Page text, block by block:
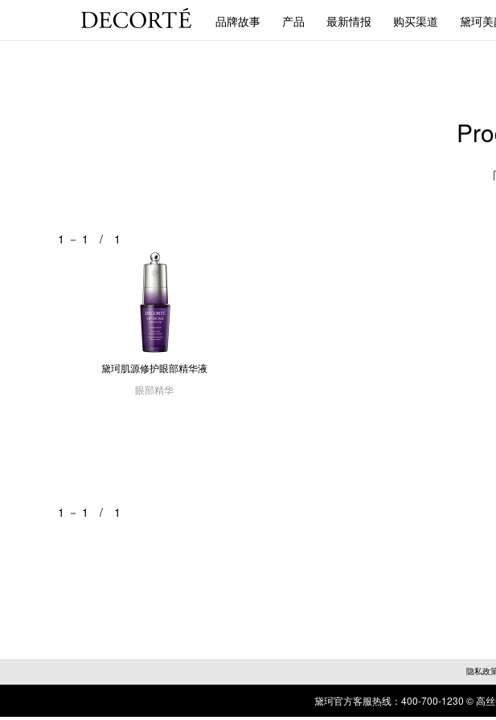
品牌故事 产品 最新情报 购买渠道 黛珂
1 － 1 / 1
黛珂肌源修护眼部精华液
眼部精华
1 － 1 / 1
隐私政
黛珂官方客服热线：400-700-1230 © 高